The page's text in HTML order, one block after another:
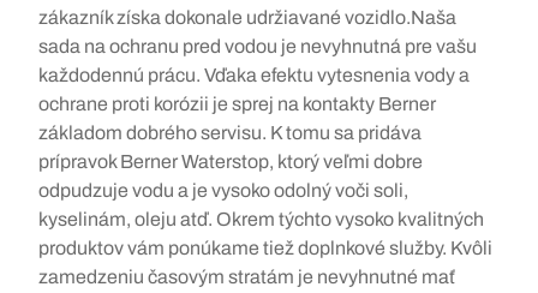
zákazník získa dokonale udržiavané vozidlo.Naša
sada na ochranu pred vodou je nevyhnutná pre vašu
každodennú prácu. Vďaka efektu vytesnenia vody a
ochrane proti korózii je sprej na kontakty Berner
základom dobrého servisu. K tomu sa pridáva
prípravok Berner Waterstop, ktorý veľmi dobre
odpudzuje vodu a je vysoko odolný voči soli,
kyselinám, oleju atď. Okrem týchto vysoko kvalitných
produktov vám ponúkame tiež doplnkové služby. Kvôli
zamedzeniu časovým stratám je nevyhnutné mať